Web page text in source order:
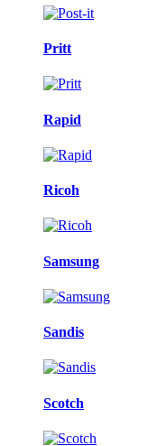
Pritt
Rapid
Ricoh
Samsung
Sandis
Scotch